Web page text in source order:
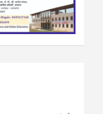
जाहिरात द्या.
यांच्या जाहिरातींना